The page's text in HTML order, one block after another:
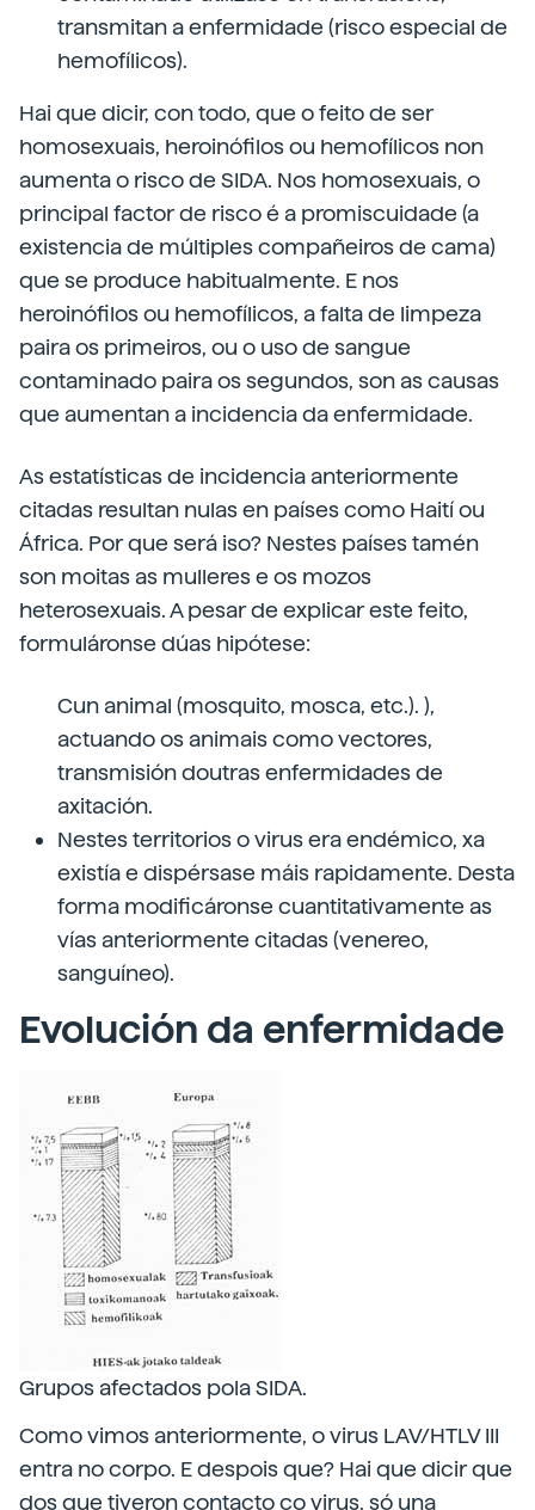
transmitan a enfermidade (risco especial de
hemofílicos).
Hai que dicir, con todo, que o feito de ser
homosexuais, heroinófilos ou hemofílicos non
aumenta o risco de SIDA. Nos homosexuais, o
principal factor de risco é a promiscuidade (a
existencia de múltiples compañeiros de cama)
que se produce habitualmente. E nos
heroinófilos ou hemofílicos, a falta de limpeza
paira os primeiros, ou o uso de sangue
contaminado paira os segundos, son as causas
que aumentan a incidencia da enfermidade.
As estatísticas de incidencia anteriormente
citadas resultan nulas en países como Haití ou
África. Por que será iso? Nestes países tamén
son moitas as mulleres e os mozos
heterosexuais. A pesar de explicar este feito,
formuláronse dúas hipótese:
Cun animal (mosquito, mosca, etc.). ),
actuando os animais como vectores,
transmisión doutras enfermidades de
axitación.
Nestes territorios o virus era endémico, xa
existía e dispérsase máis rapidamente. Desta
forma modificáronse cuantitativamente as
vías anteriormente citadas (venereo,
sanguíneo).
Evolución da enfermidade
Grupos afectados pola SIDA.
Como vimos anteriormente, o virus LAV/HTLV III
entra no corpo. E despois que? Hai que dicir que
dos que tiveron contacto co virus, só una